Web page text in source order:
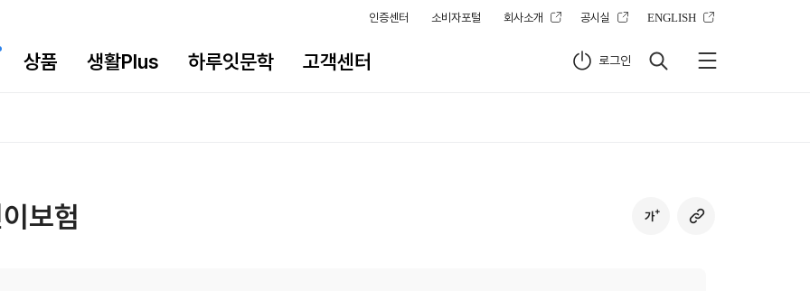
인증센터 소비자포털 회사소개 공시실 ENGLISH
상품 생활Plus 하루잇문학 고객센터 로그인
보험